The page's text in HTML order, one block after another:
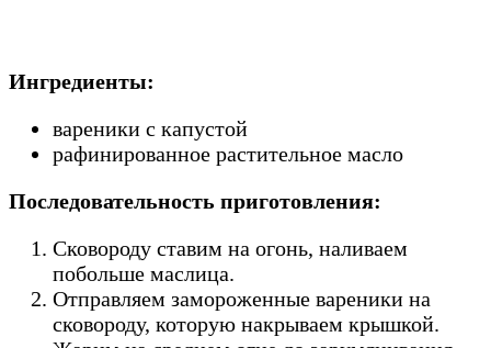
Ингредиенты:
вареники с капустой
рафинированное растительное масло
Последовательность приготовления:
Сковороду ставим на огонь, наливаем
побольше маслица.
Отправляем замороженные вареники на
сковороду, которую накрываем крышкой.